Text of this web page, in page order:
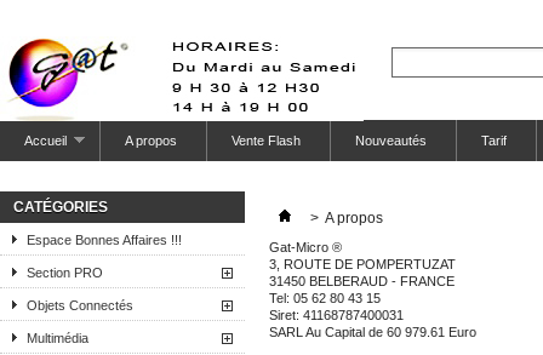
Accueil A propos Vente Flash Nouveautés Tarif
CATÉGORIES
Espace Bonnes Affaires !!!
Section PRO
Objets Connectés
Multimédia
> A propos
Gat-Micro ®
3, ROUTE DE POMPERTUZAT
31450 BELBERAUD - FRANCE
Tel: 05 62 80 43 15
Siret: 41168787400031
SARL Au Capital de 60 979.61 Euro